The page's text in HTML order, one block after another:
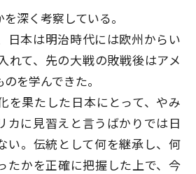
深く考察している。
日本は明治時代には欧州からい
れて、先の大戦の敗戦後はアメ
を学んできた。
を果たした日本にとって、やみ
カに見習えと言うばかりでは日
い。伝統として何を継承し、何
たかを正確に把握した上で、今